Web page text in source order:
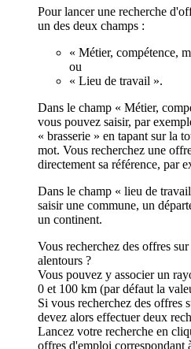
Pour lancer une recherche
un des deux champs :
« Métier, compétence,
ou
« Lieu de travail ».
Dans le champ « Métier,
vous pouvez saisir, par
« brasserie » en tapant sur la
mot. Vous recherchez une
directement sa référence, par
Dans le champ « lieu de
saisir une commune, un
un continent.
Vous recherchez des offres
alentours ?
Vous pouvez y associer un
0 et 100 km (par défaut la
Si vous recherchez des offres
devez alors effectuer deux
Lancez votre recherche en
offres d'emploi correspondant